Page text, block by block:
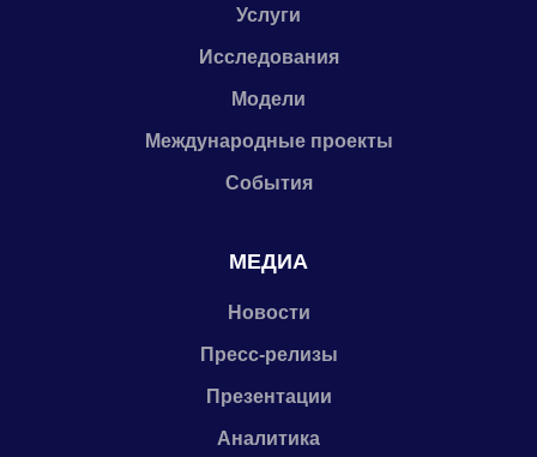
Услуги
Исследования
Модели
Международные проекты
События
МЕДИА
Новости
Пресс-релизы
Презентации
Аналитика